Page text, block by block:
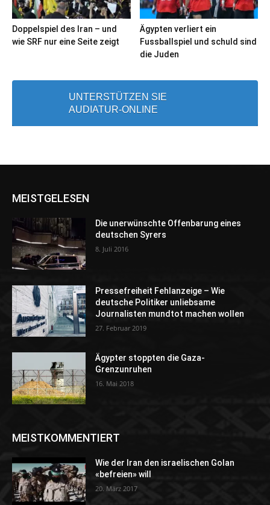
Doppelspiel des Iran – und
wie SRF nur eine Seite zeigt
Ägypten verliert ein
Fussballspiel und schuld sind
die Juden
UNTERSTÜTZEN SIE
AUDIATUR-ONLINE
MEISTGELESEN
Die unerwünschte Offenbarung eines
deutschen Syrers
8. Juli 2016
Pressefreiheit Fehlanzeige – Wie
deutsche Politiker unliebsame
Journalisten mundtot machen wollen
27. Februar 2019
Ägypter stoppten die Gaza-
Grenzunruhen
16. Mai 2018
MEISTKOMMENTIERT
Wie der Iran den israelischen Golan
«befreien» will
20. März 2017